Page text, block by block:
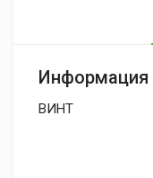
Информация
ВИНТ